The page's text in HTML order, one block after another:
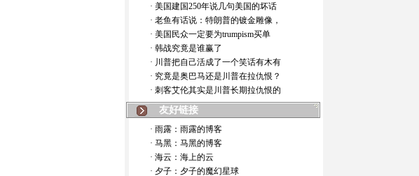
· 美国建国250年说几句美国的坏话
· 老鱼有话说：特朗普的镀金雕像，
· 美国民众一定要为trumpism买单
· 韩战究竟是谁赢了
· 川普把自己活成了一个笑话有木有
· 究竟是奥巴马还是川普在拉仇恨？
· 刺客艾伦其实是川普长期拉仇恨的
友好链接
· 雨露：雨露的博客
· 马黑：马黑的博客
· 海云：海上的云
· 夕子：夕子的魔幻星球